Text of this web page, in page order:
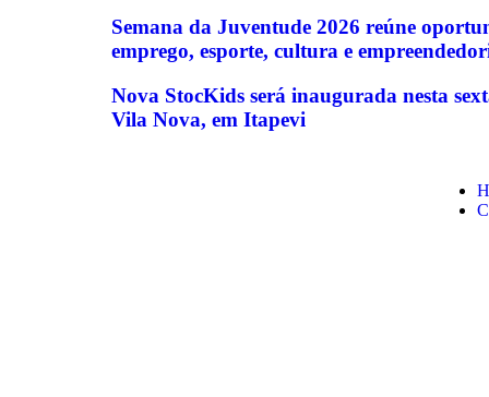
Semana da Juventude 2026 reúne
emprego, esporte, cultura e
Nova StocKids será inaugurada nesta
Vila Nova, em Itapevi